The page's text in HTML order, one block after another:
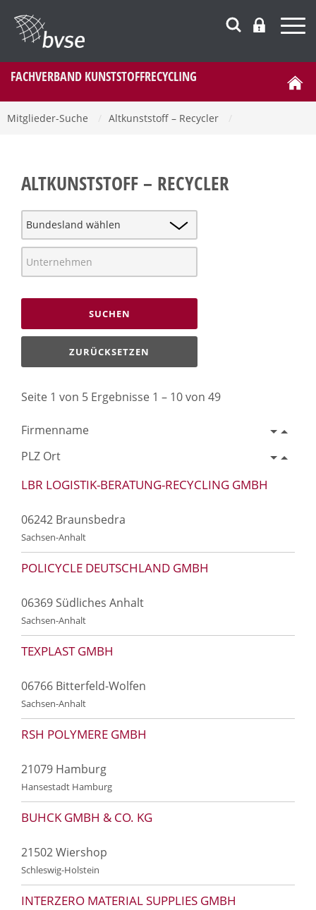
FACHVERBAND KUNSTSTOFFRECYCLING
Mitglieder-Suche Altkunststoff – Recycler
ALTKUNSTSTOFF – RECYCLER
SUCHEN
ZURÜCKSETZEN
Seite 1 von 5 Ergebnisse 1 – 10 von 49
Firmenname
PLZ Ort
LBR LOGISTIK-BERATUNG-RECYCLING GMBH
06242 Braunsbedra
Sachsen-Anhalt
POLICYCLE DEUTSCHLAND GMBH
06369 Südliches Anhalt
Sachsen-Anhalt
TEXPLAST GMBH
06766 Bitterfeld-Wolfen
Sachsen-Anhalt
RSH POLYMERE GMBH
21079 Hamburg
Hansestadt Hamburg
BUHCK GMBH & CO. KG
21502 Wiershop
Schleswig-Holstein
INTERZERO MATERIAL SUPPLIES GMBH